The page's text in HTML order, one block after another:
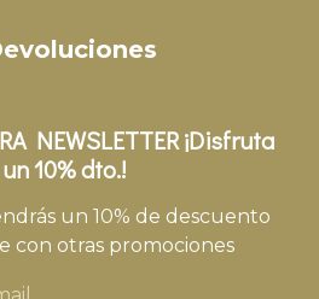
NEWSLETTER ¡Disfruta
10% dto.!
un 10% de descuento
con otras promociones